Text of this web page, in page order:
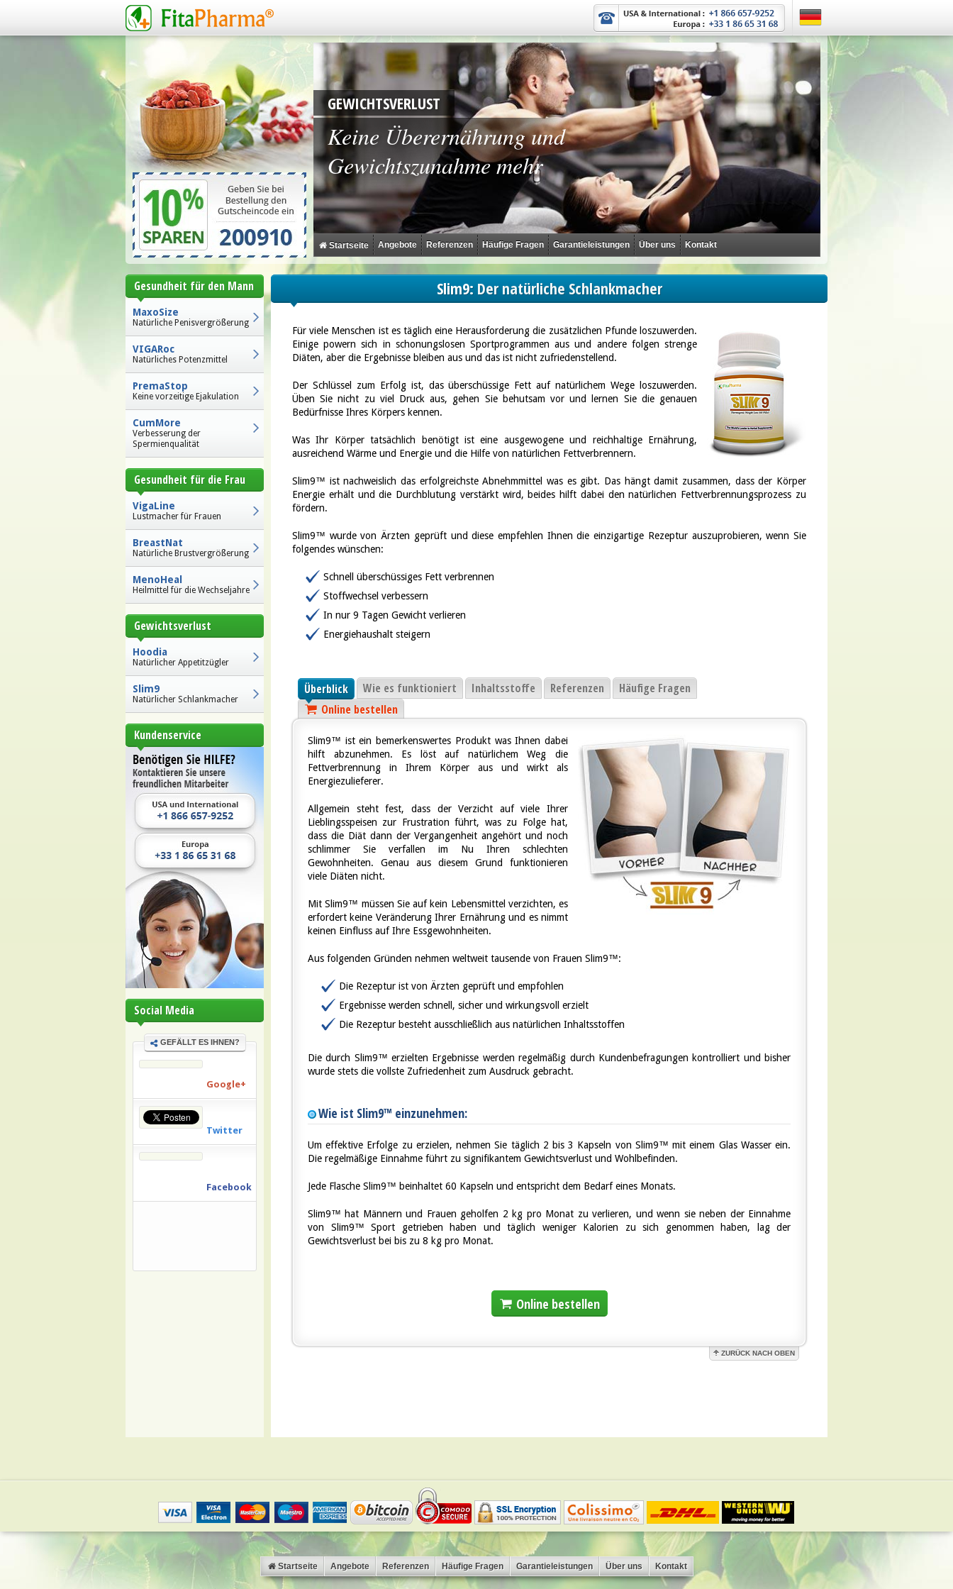
GEWICHTSVERLUST
Keine Überernährung und
Gewichtszunahme mehr
Startseite Angebote Referenzen Häufige Fragen Garantieleistungen Über uns Kontakt
Gesundheit für den Mann
MaxoSize
Natürliche Penisvergrößerung
VIGARoc
Natürliches Potenzmittel
PremaStop
Keine vorzeitige Ejakulation
CumMore
Verbesserung der
Spermienqualität
Gesundheit für die Frau
VigaLine
Lustmacher für Frauen
BreastNat
Natürliche Brustvergrößerung
MenoHeal
Heilmittel für die Wechseljahre
Gewichtsverlust
Hoodia
Natürlicher Appetitzügler
Slim9
Natürlicher Schlankmacher
Kundenservice
Social Media
GEFÄLLT ES IHNEN?
Google+
Twitter
Facebook
Slim9: Der natürliche Schlankmacher
Für viele Menschen ist es täglich eine Herausforderung die zusätzlichen Pfunde loszuwerden.
Einige powern sich in schonungslosen Sportprogrammen aus und andere folgen strenge
Diäten, aber die Ergebnisse bleiben aus und das ist nicht zufriedenstellend.
Der Schlüssel zum Erfolg ist, das überschüssige Fett auf natürlichem Wege loszuwerden.
Üben Sie nicht zu viel Druck aus, gehen Sie behutsam vor und lernen Sie die genauen
Bedürfnisse Ihres Körpers kennen.
Was Ihr Körper tatsächlich benötigt ist eine ausgewogene und reichhaltige Ernährung,
ausreichend Wärme und Energie und die Hilfe von natürlichen Fettverbrennern.
Slim9™ ist nachweislich das erfolgreichste Abnehmmittel was es gibt. Das hängt damit zusammen, dass der Körper
Energie erhält und die Durchblutung verstärkt wird, beides hilft dabei den natürlichen Fettverbrennungsprozess zu
fördern.
Slim9™ wurde von Ärzten geprüft und diese empfehlen Ihnen die einzigartige Rezeptur auszuprobieren, wenn Sie
folgendes wünschen:
Schnell überschüssiges Fett verbrennen
Stoffwechsel verbessern
In nur 9 Tagen Gewicht verlieren
Energiehaushalt steigern
Überblick Wie es funktioniert Inhaltsstoffe Referenzen
Häufige Fragen
Online bestellen
Slim9™ ist ein bemerkenswertes Produkt was Ihnen dabei
hilft abzunehmen. Es löst auf natürlichem Weg die
Fettverbrennung in Ihrem Körper aus und wirkt als
Energiezulieferer.
Allgemein steht fest, dass der Verzicht auf viele Ihrer
Lieblingsspeisen zur Frustration führt, was zu Folge hat,
dass die Diät dann der Vergangenheit angehört und noch
schlimmer Sie verfallen im Nu Ihren schlechten
Gewohnheiten. Genau aus diesem Grund funktionieren
viele Diäten nicht.
Mit Slim9™ müssen Sie auf kein Lebensmittel verzichten, es
erfordert keine Veränderung Ihrer Ernährung und es nimmt
keinen Einfluss auf Ihre Essgewohnheiten.
Aus folgenden Gründen nehmen weltweit tausende von Frauen Slim9™:
Die Rezeptur ist von Ärzten geprüft und empfohlen
Ergebnisse werden schnell, sicher und wirkungsvoll erzielt
Die Rezeptur besteht ausschließlich aus natürlichen Inhaltsstoffen
Die durch Slim9™ erzielten Ergebnisse werden regelmäßig durch Kundenbefragungen kontrolliert und bisher
wurde stets die vollste Zufriedenheit zum Ausdruck gebracht.
Wie ist Slim9™ einzunehmen:
Um effektive Erfolge zu erzielen, nehmen Sie täglich 2 bis 3 Kapseln von Slim9™ mit einem Glas Wasser ein.
Die regelmäßige Einnahme führt zu signifikantem Gewichtsverlust und Wohlbefinden.
Jede Flasche Slim9™ beinhaltet 60 Kapseln und entspricht dem Bedarf eines Monats.
Slim9™ hat Männern und Frauen geholfen 2 kg pro Monat zu verlieren, und wenn sie neben der Einnahme
von Slim9™ Sport getrieben haben und täglich weniger Kalorien zu sich genommen haben, lag der
Gewichtsverlust bei bis zu 8 kg pro Monat.
Online bestellen
ZURÜCK NACH OBEN
Startseite Angebote Referenzen Häufige Fragen Garantieleistungen Über uns Kontakt